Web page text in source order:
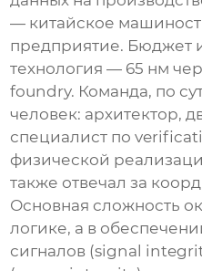
— китайское
предприятие. Бюджет
технология — 65 нм
foundry. Команда, по
человек: архитектор,
специалист по
физической
также отвечал за
Основная сложность
логике, а в
сигналов (signal